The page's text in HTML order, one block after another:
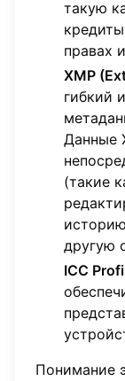
такую
правах
XMP
гибкий
Данные
(такие
другую
ICC
Понимание